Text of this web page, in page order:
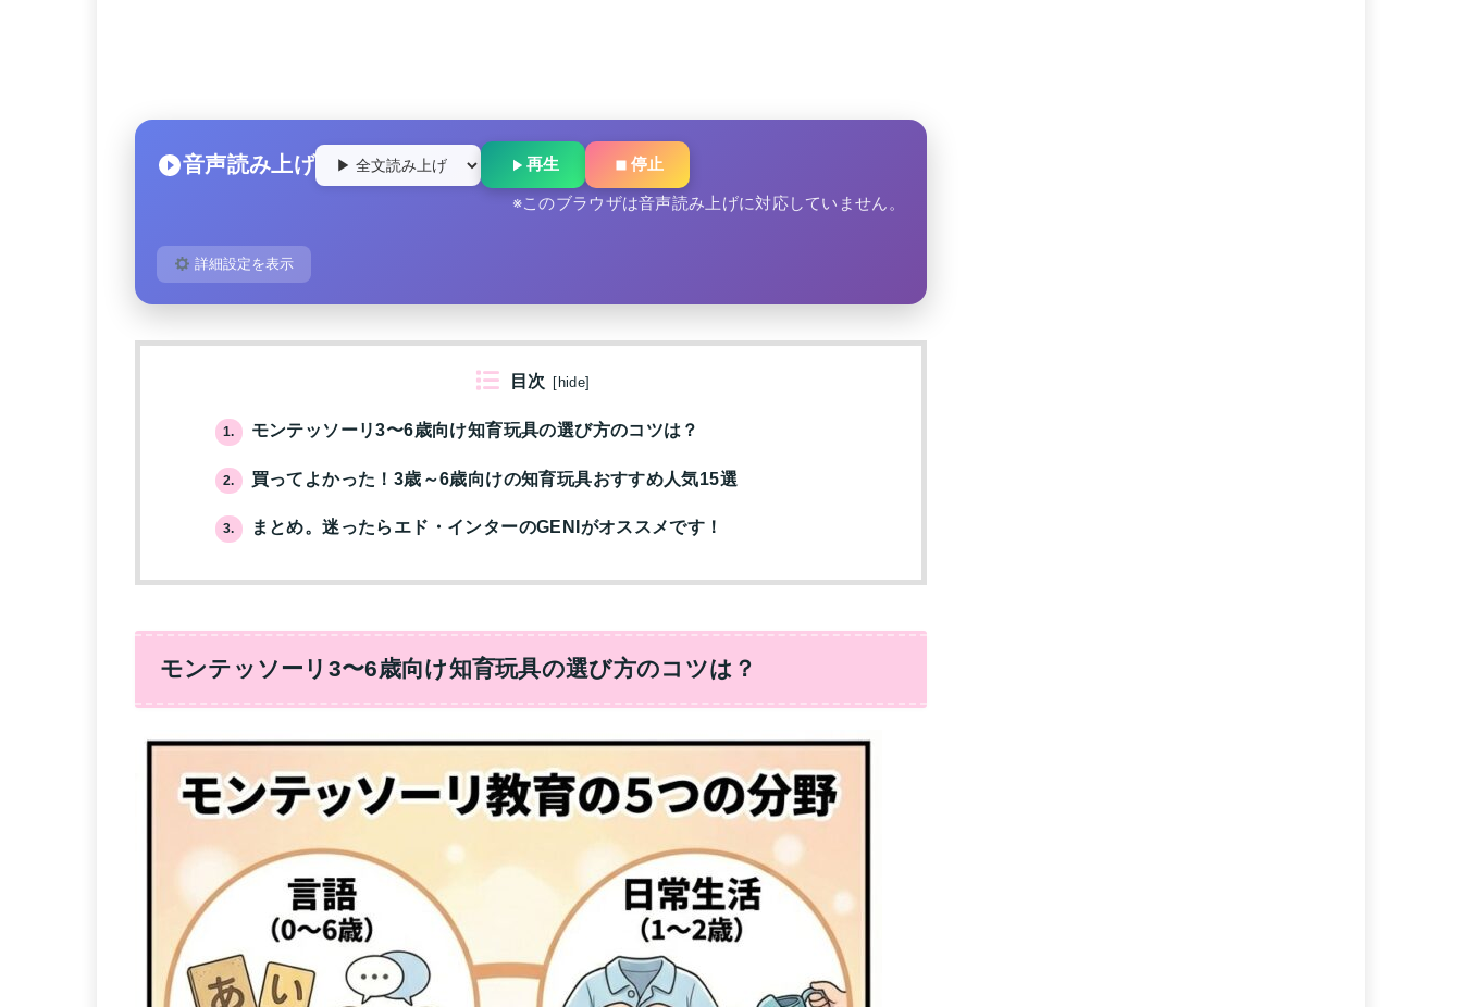
音声読み上げ 再生 停止
※このブラウザは音声読み上げに対応していません。
詳細設定を表示
目次 hide
1. モンテッソーリ3〜6歳向け知育玩具の選び方のコツは？
2. 買ってよかった！3歳～6歳向けの知育玩具おすすめ人気15選
3. まとめ。迷ったらエド・インターのGENIがオススメです！
モンテッソーリ3〜6歳向け知育玩具の選び方のコツは？